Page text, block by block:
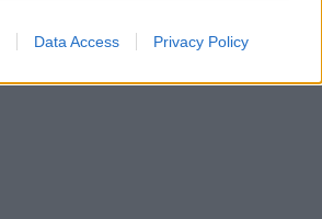
Data Access Privacy Policy